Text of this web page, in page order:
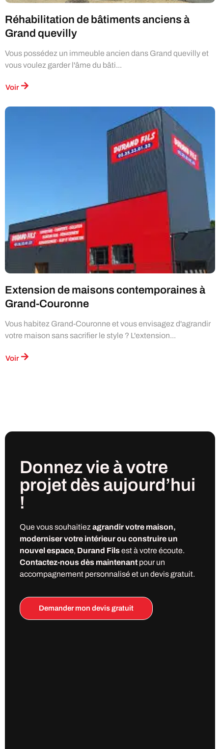
Réhabilitation de bâtiments anciens à
Grand quevilly
Vous possédez un immeuble ancien dans Grand quevilly et
vous voulez garder l'âme du bâti...
Voir
Extension de maisons contemporaines à
Grand-Couronne
Vous habitez Grand-Couronne et vous envisagez d'agrandir
votre maison sans sacrifier le style ? L'extension...
Voir
Donnez vie à votre
projet dès aujourd’hui
!
Que vous souhaitiez agrandir votre maison,
moderniser votre intérieur ou construire un
nouvel espace, Durand Filsest à votre écoute.
Contactez-nous dès maintenant pour un
accompagnement personnalisé et un devis gratuit.
Demander mon devis gratuit